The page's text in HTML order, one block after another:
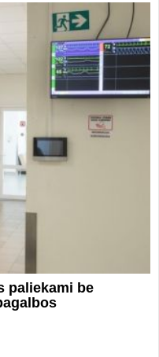
paliekami be